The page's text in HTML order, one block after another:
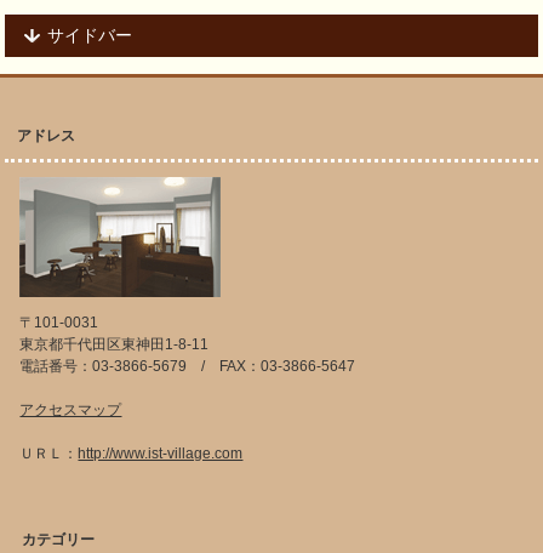
サイドバー
アドレス
〒101-0031
東京都千代田区東神田1-8-11
電話番号：03-3866-5679 / FAX：03-3866-5647
アクセスマップ
ＵＲＬ：http://www.ist-village.com
カテゴリー